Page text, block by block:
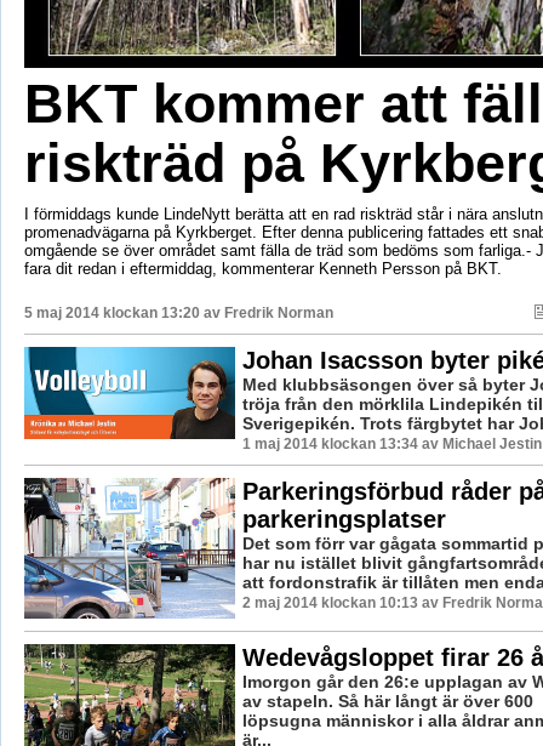
BKT kommer att
riskträd på
I förmiddags kunde LindeNytt berätta att en rad riskträd står i nära
promenadvägarna på Kyrkberget. Efter denna publicering fattades ett
omgående se över området samt fälla de träd som bedöms som farliga.-
fara dit redan i eftermiddag, kommenterar Kenneth Persson på BKT.
5 maj 2014 klockan 13:20 av Fredrik Norman
Johan Isacsson byter
Med klubbsäsongen över så byter
tröja från den mörklila Lindepikén
Sverigepikén. Trots färgbytet har
1 maj 2014 klockan 13:34 av Michael Jestin
Parkeringsförbud råder
parkeringsplatser
Det som förr var gågata sommartid
har nu istället blivit
att fordonstrafik är tillåten men
2 maj 2014 klockan 10:13 av Fredrik
Wedevågsloppet firar 26
Imorgon går den 26:e upplagan av
av stapeln. Så här långt är över 600
löpsugna människor i alla åldrar
är...